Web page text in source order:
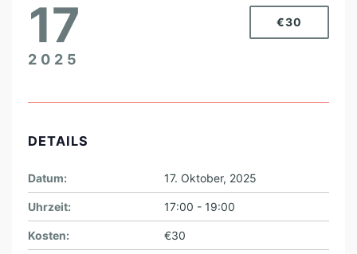
17
2025
€30
DETAILS
Datum: 17. Oktober, 2025
Uhrzeit: 17:00 - 19:00
Kosten: €30